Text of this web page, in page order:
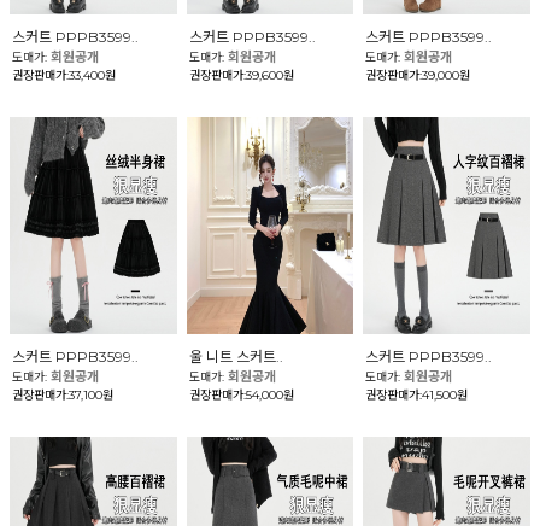
스커트 PPPB3599..
도매가: 회원공개
권장판매가:33,400원
스커트 PPPB3599..
도매가: 회원공개
권장판매가:39,600원
스커트 PPPB3599..
도매가:회원공개
권장판매가:39,000원
스커트 PPPB3599..
도매가: 회원공개
권장판매가:37,100원
울 니트 스커트..
도매가: 회원공개
권장판매가:54,000원
스커트 PPPB3599..
도매가:회원공개
권장판매가:41,500원